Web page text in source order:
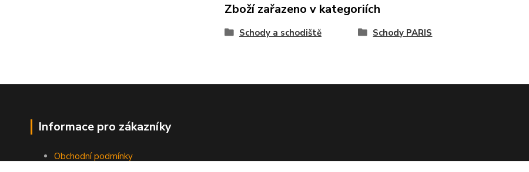
Zboží zařazeno v kategoriích
Schody a schodiště Schody PARIS
Informace pro zákazníky
Obchodní podmínky